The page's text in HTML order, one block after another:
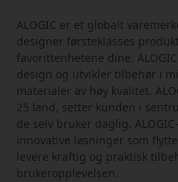
ALOGIC er et globalt
designer førsteklasses
favorittenhetene dine.
design og utvikler tilbehør i
materialer av høy kvalitet.
25 land, setter kunden i
de selv bruker daglig.
innovative løsninger som
levere kraftig og praktisk
brukeropplevelsen.